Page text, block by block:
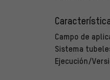
Campo de
Sistema
Ejecución/